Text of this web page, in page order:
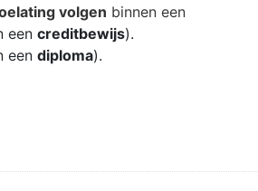
volgen binnen een
een creditbewijs).
een diploma).